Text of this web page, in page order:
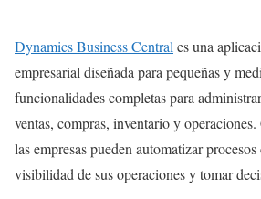
Dynamics Business Central es una
empresarial diseñada para pequeñas y
funcionalidades completas para
ventas, compras, inventario y
las empresas pueden automatizar
visibilidad de sus operaciones y tomar